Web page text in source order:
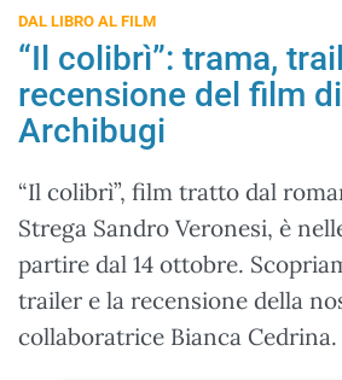
DAL LIBRO AL FILM
“Il colibrì”: trama,
recensione del film
Archibugi
“Il colibrì”, film tratto dal
Strega Sandro Veronesi, è
partire dal 14 ottobre.
trailer e la recensione della
collaboratrice Bianca Cedrina.